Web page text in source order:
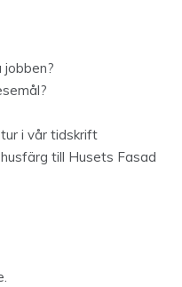
jobben?
i vår tidskrift
till Husets Fasad